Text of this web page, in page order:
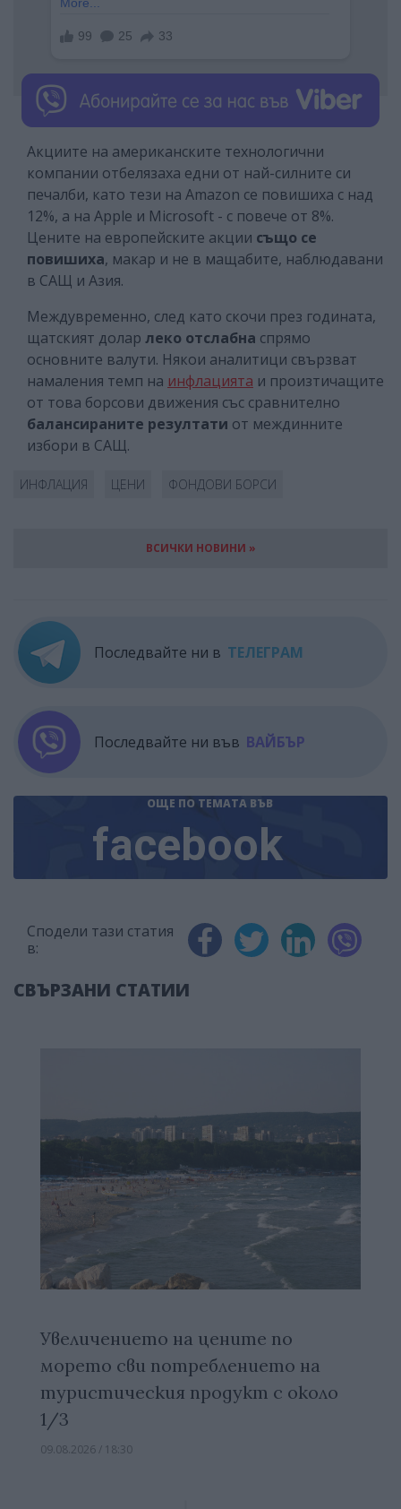
Акциите на американските технологични
компании отбелязаха едни от най-силните си
печалби, като тези на Amazon се повишиха с над
12%, а на Apple и Microsoft - с повече от 8%.
Цените на европейските акции също се
повишиха, макар и не в мащабите, наблюдавани
в САЩ и Азия.
Междувременно, след като скочи през годината,
щатският долар леко отслабна спрямо
основните валути. Някои аналитици свързват
намаления темп на инфлацията и произтичащите
от това борсови движения със сравнително
балансираните резултати от междинните
избори в САЩ.
ИНФЛАЦИЯ ЦЕНИ ФОНДОВИ БОРСИ
ВСИЧКИ НОВИНИ »
Последвайте ни в ТЕЛЕГРАМ
Последвайте ни във ВАЙБЪР
ОЩЕ ПО ТЕМАТА ВЪВ
facebook
Сподели тази статия
в:
СВЪРЗАНИ СТАТИИ
Увеличението на цените по
морето сви потреблението на
туристическия продукт с около
1/3
09.08.2026 / 18:30